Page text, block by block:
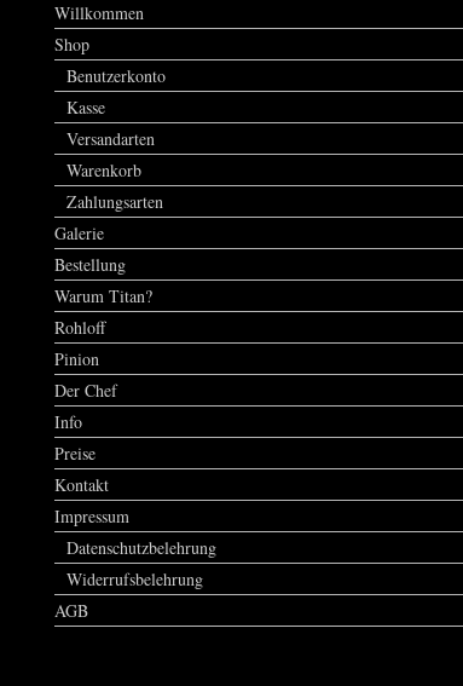
Willkommen
Shop
Benutzerkonto
Kasse
Versandarten
Warenkorb
Zahlungsarten
Galerie
Bestellung
Warum Titan?
Rohloff
Pinion
Der Chef
Info
Preise
Kontakt
Impressum
Datenschutzbelehrung
Widerrufsbelehrung
AGB